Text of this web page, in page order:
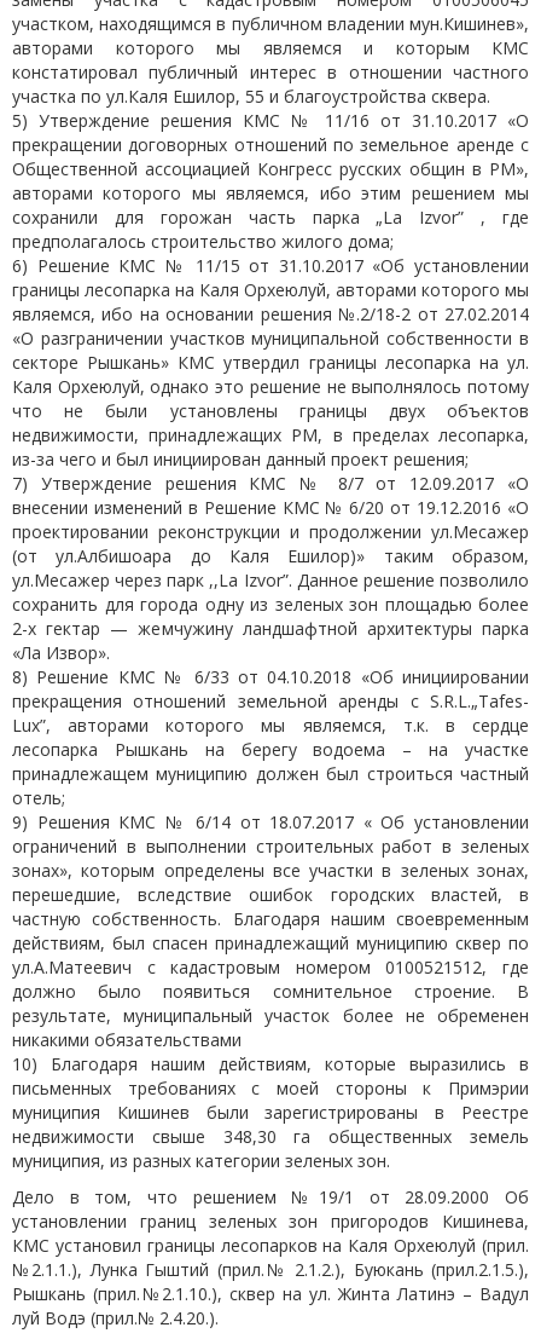
участком, находящимся в публичном владении мун.Кишинев»,
авторами которого мы являемся и которым КМС
констатировал публичный интерес в отношении частного
участка по ул.Каля Ешилор, 55 и благоустройства сквера.
5) Утверждение решения КМС № 11/16 от 31.10.2017 «О
прекращении договорных отношений по земельное аренде с
Общественной ассоциацией Конгресс русских общин в РМ»,
авторами которого мы являемся, ибо этим решением мы
сохранили для горожан часть парка „La Izvor” , где
предполагалось строительство жилого дома;
6) Решение КМС № 11/15 от 31.10.2017 «Об установлении
границы лесопарка на Каля Орхеюлуй, авторами которого мы
являемся, ибо на основании решения №.2/18-2 от 27.02.2014
«О разграничении участков муниципальной собственности в
секторе Рышкань» КМС утвердил границы лесопарка на ул.
Каля Орхеюлуй, однако это решение не выполнялось потому
что не были установлены границы двух объектов
недвижимости, принадлежащих РМ, в пределах лесопарка,
из-за чего и был инициирован данный проект решения;
7) Утверждение решения КМС № 8/7 от 12.09.2017 «О
внесении изменений в Решение КМС № 6/20 от 19.12.2016 «О
проектировании реконструкции и продолжении ул.Месажер
(от ул.Албишоара до Каля Ешилор)» таким образом,
ул.Месажер через парк ,,La Izvor”. Данное решение позволило
сохранить для города одну из зеленых зон площадью более
2-х гектар — жемчужину ландшафтной архитектуры парка
«Ла Извор».
8) Решение КМС № 6/33 от 04.10.2018 «Об инициировании
прекращения отношений земельной аренды с S.R.L.„Tafes-
Lux”, авторами которого мы являемся, т.к. в сердце
лесопарка Рышкань на берегу водоема – на участке
принадлежащем муниципию должен был строиться частный
отель;
9) Решения КМС № 6/14 от 18.07.2017 « Об установлении
ограничений в выполнении строительных работ в зеленых
зонах», которым определены все участки в зеленых зонах,
перешедшие, вследствие ошибок городских властей, в
частную собственность. Благодаря нашим своевременным
действиям, был спасен принадлежащий муниципию сквер по
ул.А.Матеевич с кадастровым номером 0100521512, где
должно было появиться сомнительное строение. В
результате, муниципальный участок более не обременен
никакими обязательствами
10) Благодаря нашим действиям, которые выразились в
письменных требованиях с моей стороны к Примэрии
муниципия Кишинев были зарегистрированы в Реестре
недвижимости свыше 348,30 гa общественных земель
муниципия, из разных категории зеленых зон.
Дело в том, что решением №19/1 от 28.09.2000 Об
установлении границ зеленых зон пригородов Кишинева,
КМС установил границы лесопарков на Каля Орхеюлуй (прил.
№2.1.1.), Лунка Гыштий (прил.№ 2.1.2.), Буюкань (прил.2.1.5.),
Рышкань (прил.№2.1.10.), сквер на ул. Жинта Латинэ – Вадул
луй Водэ (прил.№ 2.4.20.).